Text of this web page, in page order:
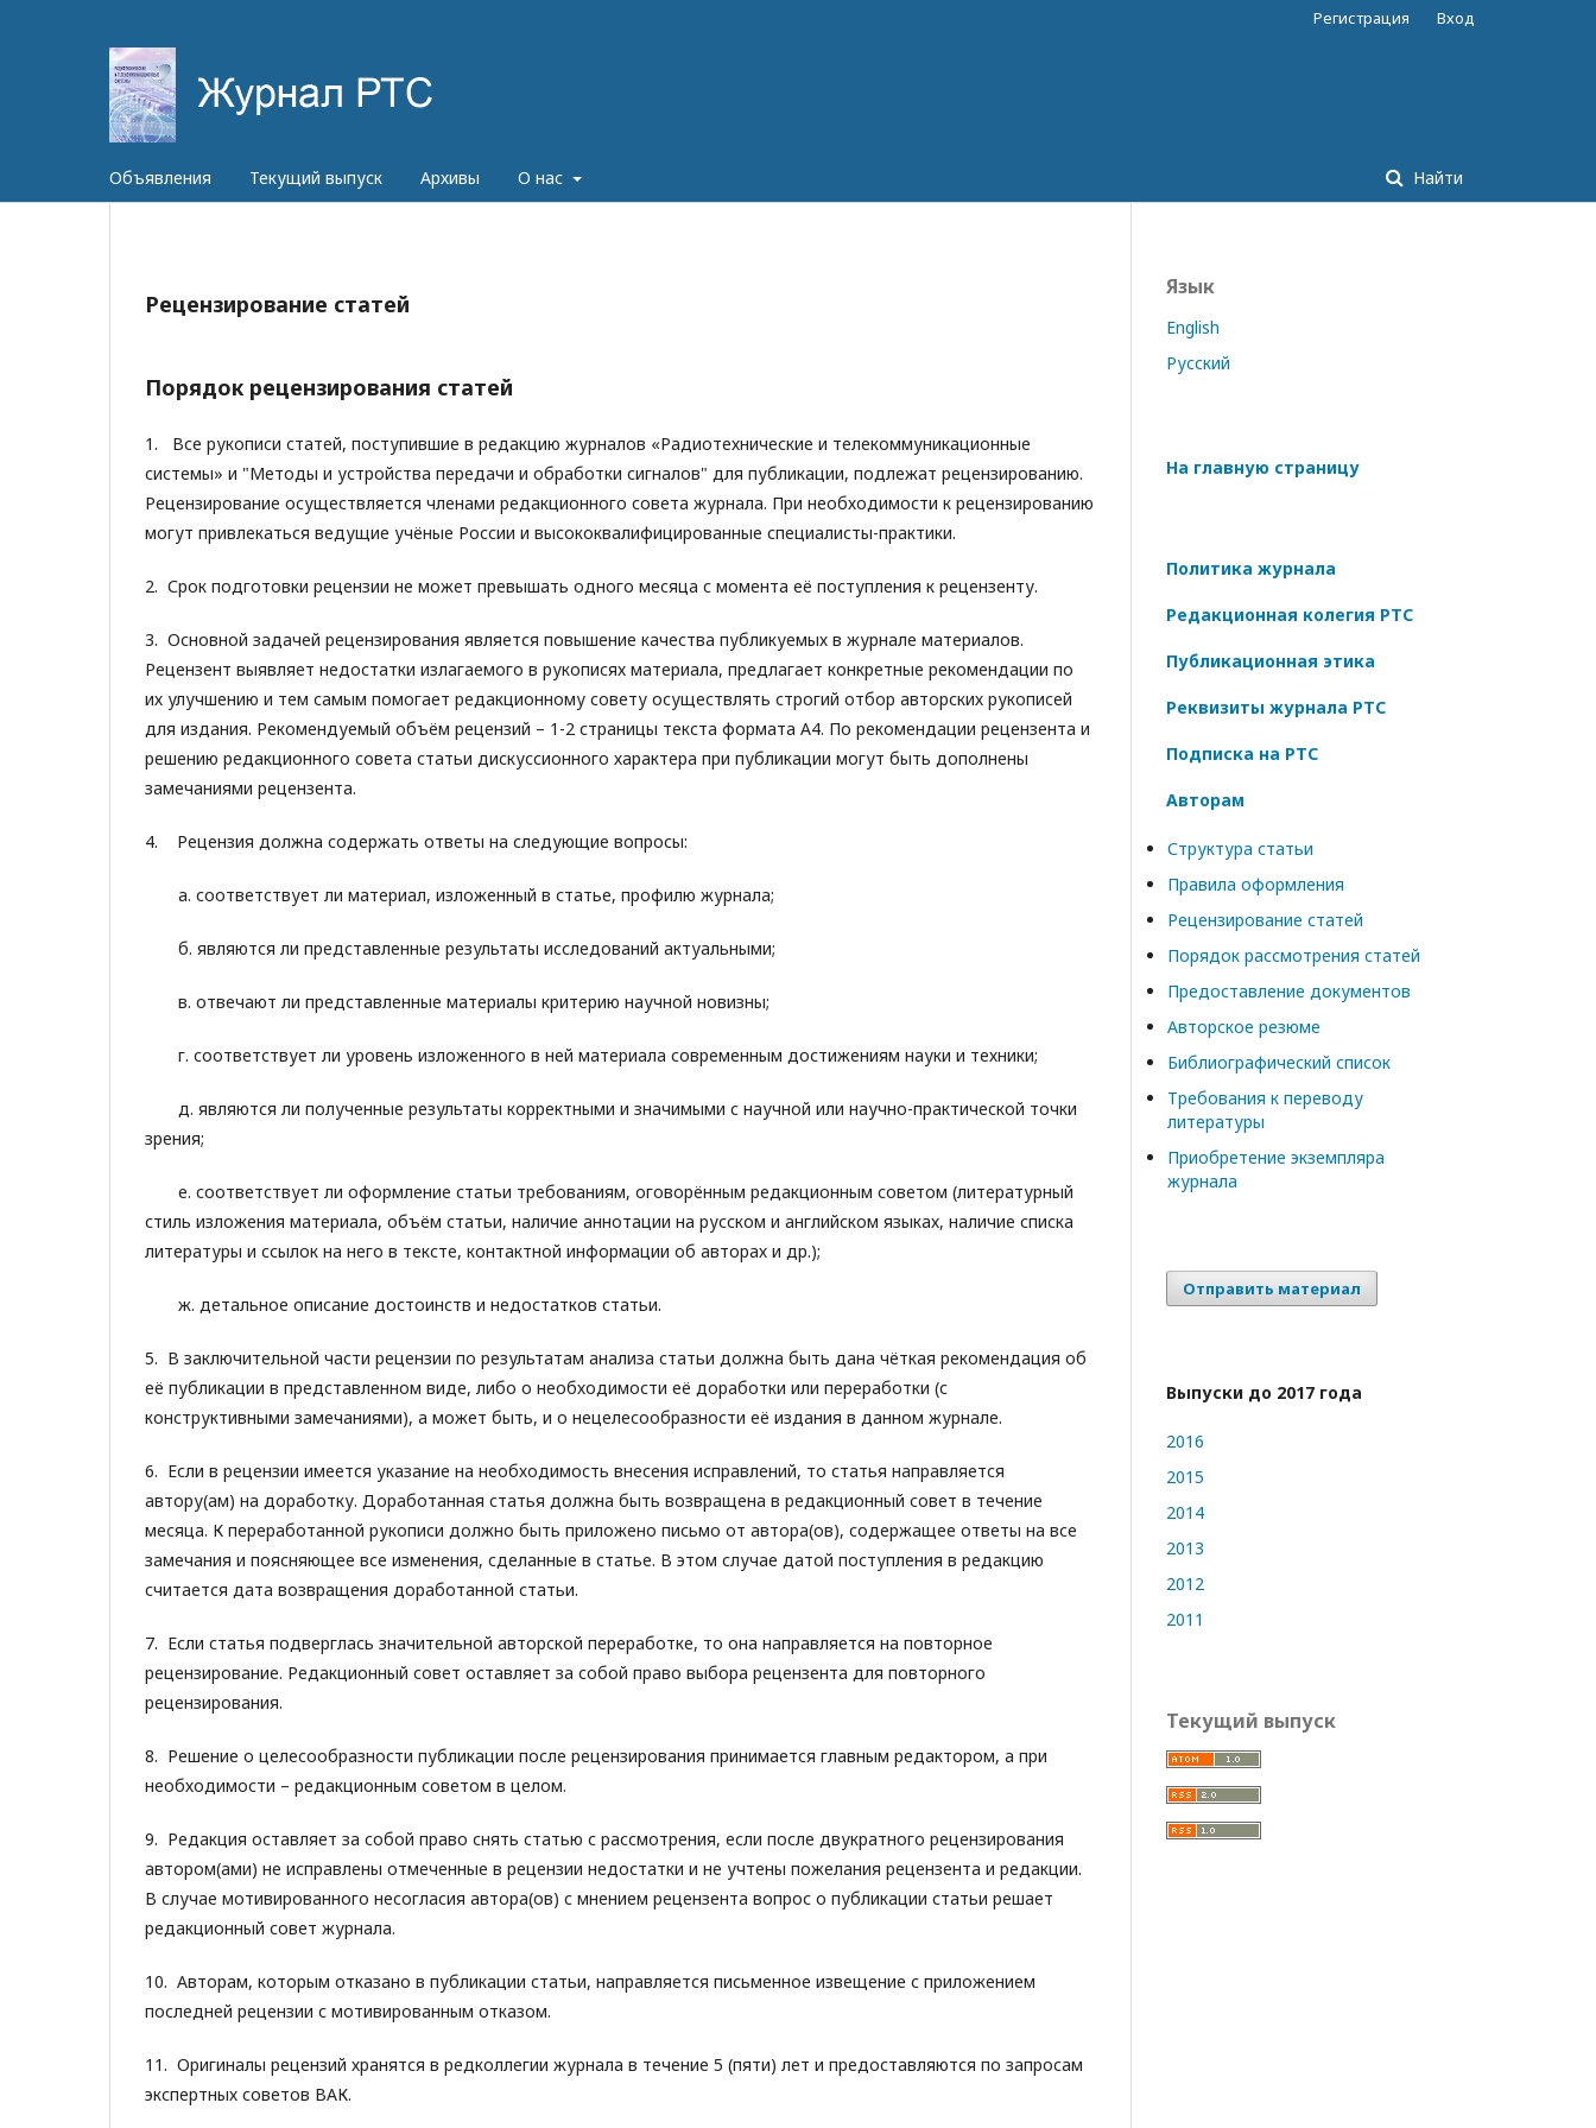
Объявления Текущий выпуск Архивы О нас Найти
Регистрация Вход
Рецензирование статей
Порядок рецензирования статей
1. Все рукописи статей, поступившие в редакцию журналов «Радиотехнические и телекоммуникационные
системы» и "Методы и устройства передачи и обработки сигналов" для публикации, подлежат рецензированию.
Рецензирование осуществляется членами редакционного совета журнала. При необходимости к рецензированию
могут привлекаться ведущие учёные России и высококвалифицированные специалисты-практики.
2. Срок подготовки рецензии не может превышать одного месяца с момента её поступления к рецензенту.
3. Основной задачей рецензирования является повышение качества публикуемых в журнале материалов.
Рецензент выявляет недостатки излагаемого в рукописях материала, предлагает конкретные рекомендации по
их улучшению и тем самым помогает редакционному совету осуществлять строгий отбор авторских рукописей
для издания. Рекомендуемый объём рецензий – 1-2 страницы текста формата А4. По рекомендации рецензента и
решению редакционного совета статьи дискуссионного характера при публикации могут быть дополнены
замечаниями рецензента.
4. Рецензия должна содержать ответы на следующие вопросы:
а. соответствует ли материал, изложенный в статье, профилю журнала;
б. являются ли представленные результаты исследований актуальными;
в. отвечают ли представленные материалы критерию научной новизны;
г. соответствует ли уровень изложенного в ней материала современным достижениям науки и техники;
д. являются ли полученные результаты корректными и значимыми с научной или научно-практической точки
зрения;
е. соответствует ли оформление статьи требованиям, оговорённым редакционным советом (литературный
стиль изложения материала, объём статьи, наличие аннотации на русском и английском языках, наличие списка
литературы и ссылок на него в тексте, контактной информации об авторах и др.);
ж. детальное описание достоинств и недостатков статьи.
5. В заключительной части рецензии по результатам анализа статьи должна быть дана чёткая рекомендация об
её публикации в представленном виде, либо о необходимости её доработки или переработки (с
конструктивными замечаниями), а может быть, и о нецелесообразности её издания в данном журнале.
6. Если в рецензии имеется указание на необходимость внесения исправлений, то статья направляется
автору(ам) на доработку. Доработанная статья должна быть возвращена в редакционный совет в течение
месяца. К переработанной рукописи должно быть приложено письмо от автора(ов), содержащее ответы на все
замечания и поясняющее все изменения, сделанные в статье. В этом случае датой поступления в редакцию
считается дата возвращения доработанной статьи.
7. Если статья подверглась значительной авторской переработке, то она направляется на повторное
рецензирование. Редакционный совет оставляет за собой право выбора рецензента для повторного
рецензирования.
8. Решение о целесообразности публикации после рецензирования принимается главным редактором, а при
необходимости – редакционным советом в целом.
9. Редакция оставляет за собой право снять статью с рассмотрения, если после двукратного рецензирования
автором(ами) не исправлены отмеченные в рецензии недостатки и не учтены пожелания рецензента и редакции.
В случае мотивированного несогласия автора(ов) с мнением рецензента вопрос о публикации статьи решает
редакционный совет журнала.
10. Авторам, которым отказано в публикации статьи, направляется письменное извещение с приложением
последней рецензии с мотивированным отказом.
11. Оригиналы рецензий хранятся в редколлегии журнала в течение 5 (пяти) лет и предоставляются по запросам
экспертных советов ВАК.
Язык
English
Русский
На главную страницу
Политика журнала
Редакционная колегия РТС
Публикационная этика
Реквизиты журнала РТС
Подписка на РТС
Авторам
Структура статьи
Правила оформления
Рецензирование статей
Порядок рассмотрения статей
Предоставление документов
Авторское резюме
Библиографический список
Требования к переводу
литературы
Приобретение экземпляра
журнала
Отправить материал
Выпуски до 2017 года
2016
2015
2014
2013
2012
2011
Текущий выпуск